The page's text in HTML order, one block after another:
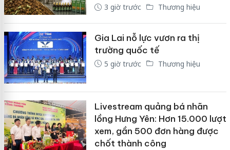
3 giờ trước Thương hiệu
Gia Lai nỗ lực vươn ra thị
trường quốc tế
5 giờ trước Thương hiệu
Livestream quảng bá nhãn
lồng Hưng Yên: Hơn 15.000 lượt
xem, gần 500 đơn hàng được
chốt thành công